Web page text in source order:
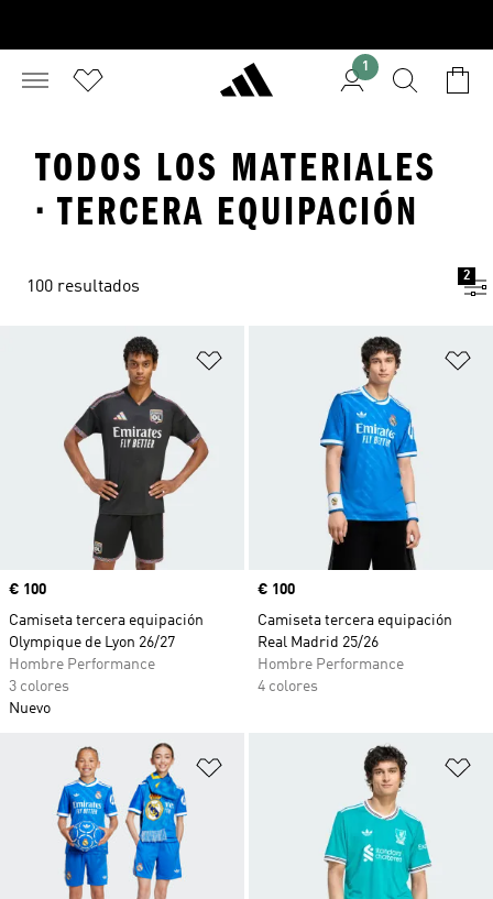
1
TODOS LOS MATERIALES
· TERCERA EQUIPACIÓN
100 resultados
2
Añadir a la lista de deseos
Precio
€ 100
Camiseta tercera equipación
Olympique de Lyon 26/27
Hombre Performance
3 colores
Nuevo
Precio
€ 100
Camiseta tercera equipación
Real Madrid 25/26
Hombre Performance
4 colores
Añadir a la lista de deseos